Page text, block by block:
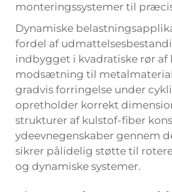
monteringssystemer til
Dynamiske
fordel af
indbygget i kvadratiske rør af
modsætning til
gradvis forringelse under
opretholder korrekt
strukturer af kulstof-fiber
ydeevnegenskaber gennem
sikrer pålidelig støtte til
og dynamiske systemer.